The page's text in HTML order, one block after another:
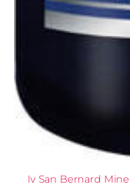
Iv San Bernard